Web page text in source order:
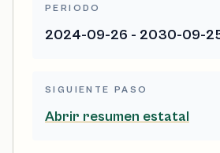
PERIODO
2024-09-26 - 2030-09-
SIGUIENTE PASO
Abrir resumen estatal